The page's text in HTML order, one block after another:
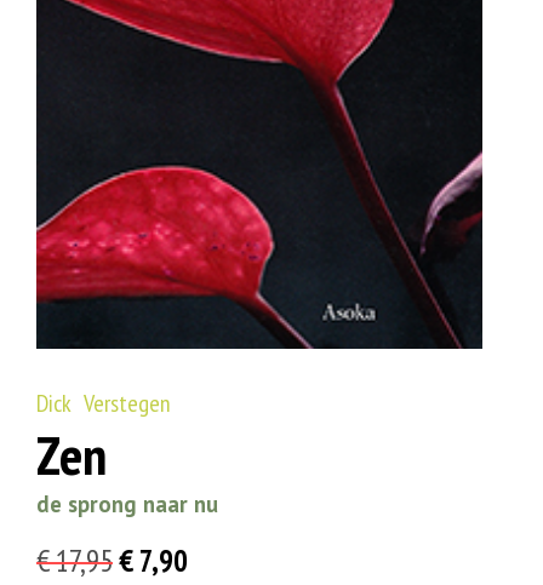
Dick Verstegen
Zen
de sprong naar nu
€17,95Oorspronkelijke
€7,90